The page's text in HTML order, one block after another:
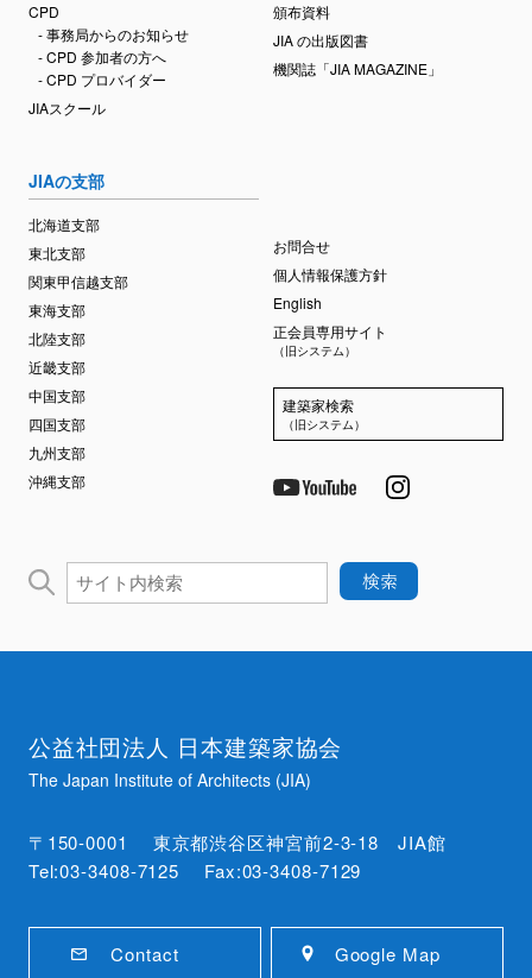
CPD
- 事務局からのお知らせ
- CPD 参加者の方へ
- CPD プロバイダー
JIAスクール
頒布資料
JIA の出版図書
機関誌「JIA MAGAZINE」
JIAの支部
北海道支部
東北支部
関東甲信越支部
東海支部
北陸支部
近畿支部
中国支部
四国支部
九州支部
沖縄支部
お問合せ
個人情報保護方針
English
正会員専用サイト
（旧システム）
建築家検索
（旧システム）
公益社団法人 日本建築家協会
The Japan Institute of Architects (JIA)
〒150-0001 東京都渋谷区神宮前2-3-18 JIA館
Tel:03-3408-7125 Fax:03-3408-7129
Contact Google Map